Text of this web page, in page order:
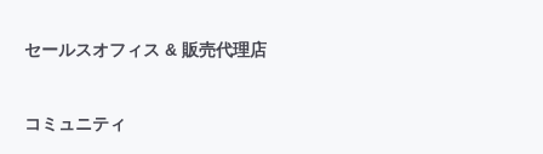
セールスオフィス & 販売代理店
コミュニティ